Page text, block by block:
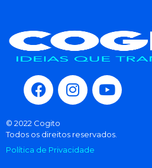
© 2022 Cogito
Todos os direitos reservados.
Política de Privacidade